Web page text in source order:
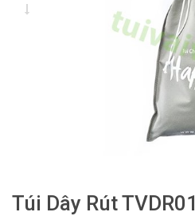
Túi Dây Rút TVDR01